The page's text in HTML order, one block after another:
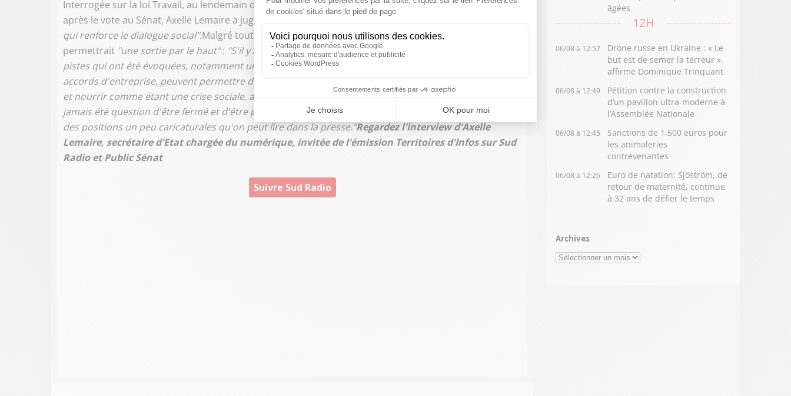
Interrogée sur la loi Travail, au lendemain d'une nouvelle journée de mobilisation des opposants et
après le vote au Sénat, Axelle Lemaire a jugé que certains syndicats
"mécomprennent le sens de la loi,
qui renforce le dialogue social".Malgré tout, elle n'a pas écarté l'idée d'une évolution du texte qui
permettrait "une sortie par le haut": "S'il y a eu des mécompréhensions avec des syndicats et que les
pistes qui ont été évoquées, notamment une meilleure articulation entre les accords de branche et les
accords d'entreprise, peuvent permettre de sortir par le haut de ce que les syndicats veulent alimenter
et nourrir comme étant une crise sociale, alors bien sûr que ça va être regardé avec intelligence. Il n'a
jamais été question d'être fermé et d'être prostré. Le dialogue a toujours été continu, contrairement à
des positions un peu caricaturales qu'on peut lire dans la presse."Regardez l'interview d'Axelle
Lemaire, secrétaire d'Etat chargée du numérique, invitée de l'émission Territoires d'Infos sur Sud
Radio et Public Sénat
Suivre Sud Radio
âgées
12H
06/08 à 12:57
Drone russe en Ukraine : « Le
but est de semer la terreur »,
affirme Dominique Trinquant
06/08 à 12:49
Pétition contre la construction
d’un pavillon ultra-moderne à
l’Assemblée Nationale
06/08 à 12:45
Sanctions de 1.500 euros pour
les animaleries
contrevenantes
06/08 à 12:26
Euro de natation: Sjöström, de
retour de maternité, continue
à 32 ans de défier le temps
Archives
Archives